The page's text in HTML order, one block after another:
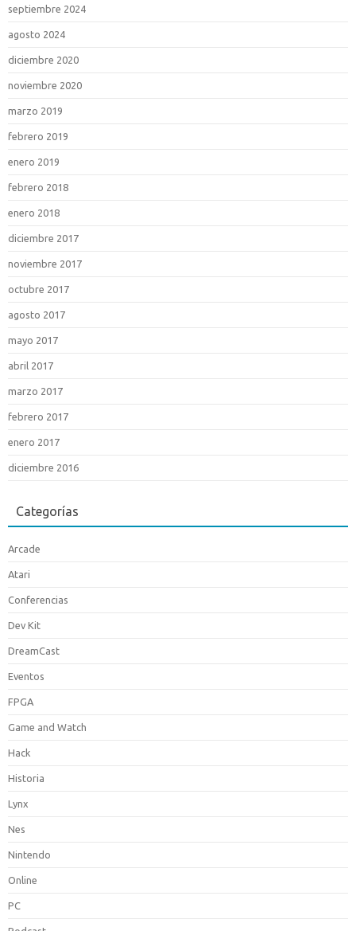
septiembre 2024
agosto 2024
diciembre 2020
noviembre 2020
marzo 2019
febrero 2019
enero 2019
febrero 2018
enero 2018
diciembre 2017
noviembre 2017
octubre 2017
agosto 2017
mayo 2017
abril 2017
marzo 2017
febrero 2017
enero 2017
diciembre 2016
Categorías
Arcade
Atari
Conferencias
Dev Kit
DreamCast
Eventos
FPGA
Game and Watch
Hack
Historia
Lynx
Nes
Nintendo
Online
PC